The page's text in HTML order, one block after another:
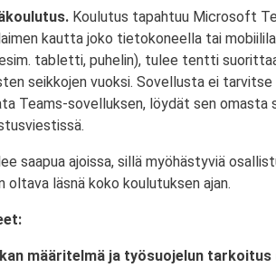
Koulutus tapahtuu Microsoft
kautta joko tietokoneella tai
tabletti, puhelin), tulee tentti
seikkojen vuoksi. Sovellusta ei
Teams-sovelluksen, löydät sen
saapua ajoissa, sillä myöhästyviä
oltava läsnä koko koulutuksen ajan.
määritelmä ja työsuojelun